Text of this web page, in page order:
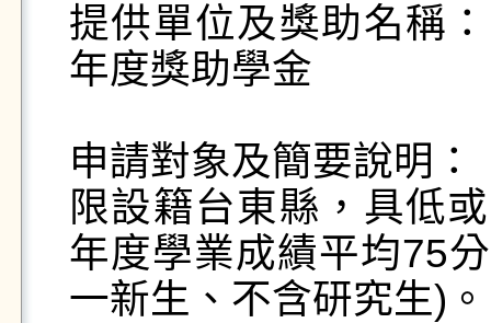
提供單位及獎助名稱
年度獎助學金
申請對象及簡要說明：
限設籍台東縣，具低
年度學業成績平均75
一新生、不含研究生)。